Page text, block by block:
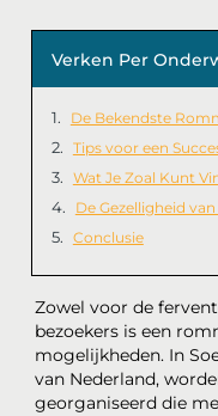
Zowel voor de
bezoekers is een
mogelijkheden. In
van Nederland,
georganiseerd die
Verken Per
De Bekendste
Tips voor een
Wat Je Zoal Kunt
De Gezelligheid
Conclusie